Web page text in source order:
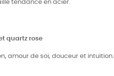
tendance en acier.
quartz rose
amour de soi, douceur et intuition.